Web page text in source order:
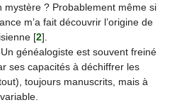
mystère ? Probablement même si
m’a fait découvrir l’origine de
[2].
Un généalogiste est souvent freiné
ses capacités à déchiffrer les
toujours manuscrits, mais à